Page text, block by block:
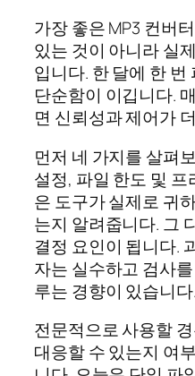
가장 좋은 MP3 컨버
있는 것이 아니라 실
입니다. 한 달에 한
단순함이 이깁니다.
면 신뢰성과 제어가
먼저 네 가지를 살펴
설정, 파일 한도 및
은 도구가 실제로 귀
는지 알려줍니다. 그
결정 요인이 됩니다.
자는 실수하고 검사
루는 경향이 있습니다.
전문적으로 사용할
대응할 수 있는지 여